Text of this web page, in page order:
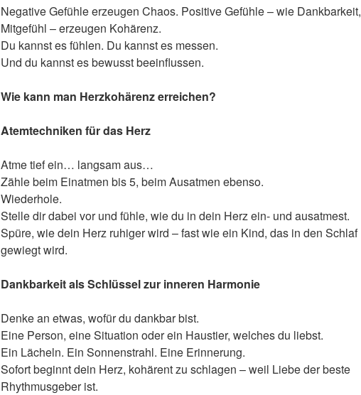
Negative Gefühle erzeugen Chaos. Positive Gefühle – wie Dankbarkeit,
Mitgefühl – erzeugen Kohärenz.
Du kannst es fühlen. Du kannst es messen.
Und du kannst es bewusst beeinflussen.
Wie kann man Herzkohärenz erreichen?
Atemtechniken für das Herz
Atme tief ein… langsam aus…
Zähle beim Einatmen bis 5, beim Ausatmen ebenso.
Wiederhole.
Stelle dir dabei vor und fühle, wie du in dein Herz ein- und ausatmest.
Spüre, wie dein Herz ruhiger wird – fast wie ein Kind, das in den Schlaf
gewiegt wird.
Dankbarkeit als Schlüssel zur inneren Harmonie
Denke an etwas, wofür du dankbar bist.
Eine Person, eine Situation oder ein Haustier, welches du liebst.
Ein Lächeln. Ein Sonnenstrahl. Eine Erinnerung.
Sofort beginnt dein Herz, kohärent zu schlagen – weil Liebe der beste
Rhythmusgeber ist.